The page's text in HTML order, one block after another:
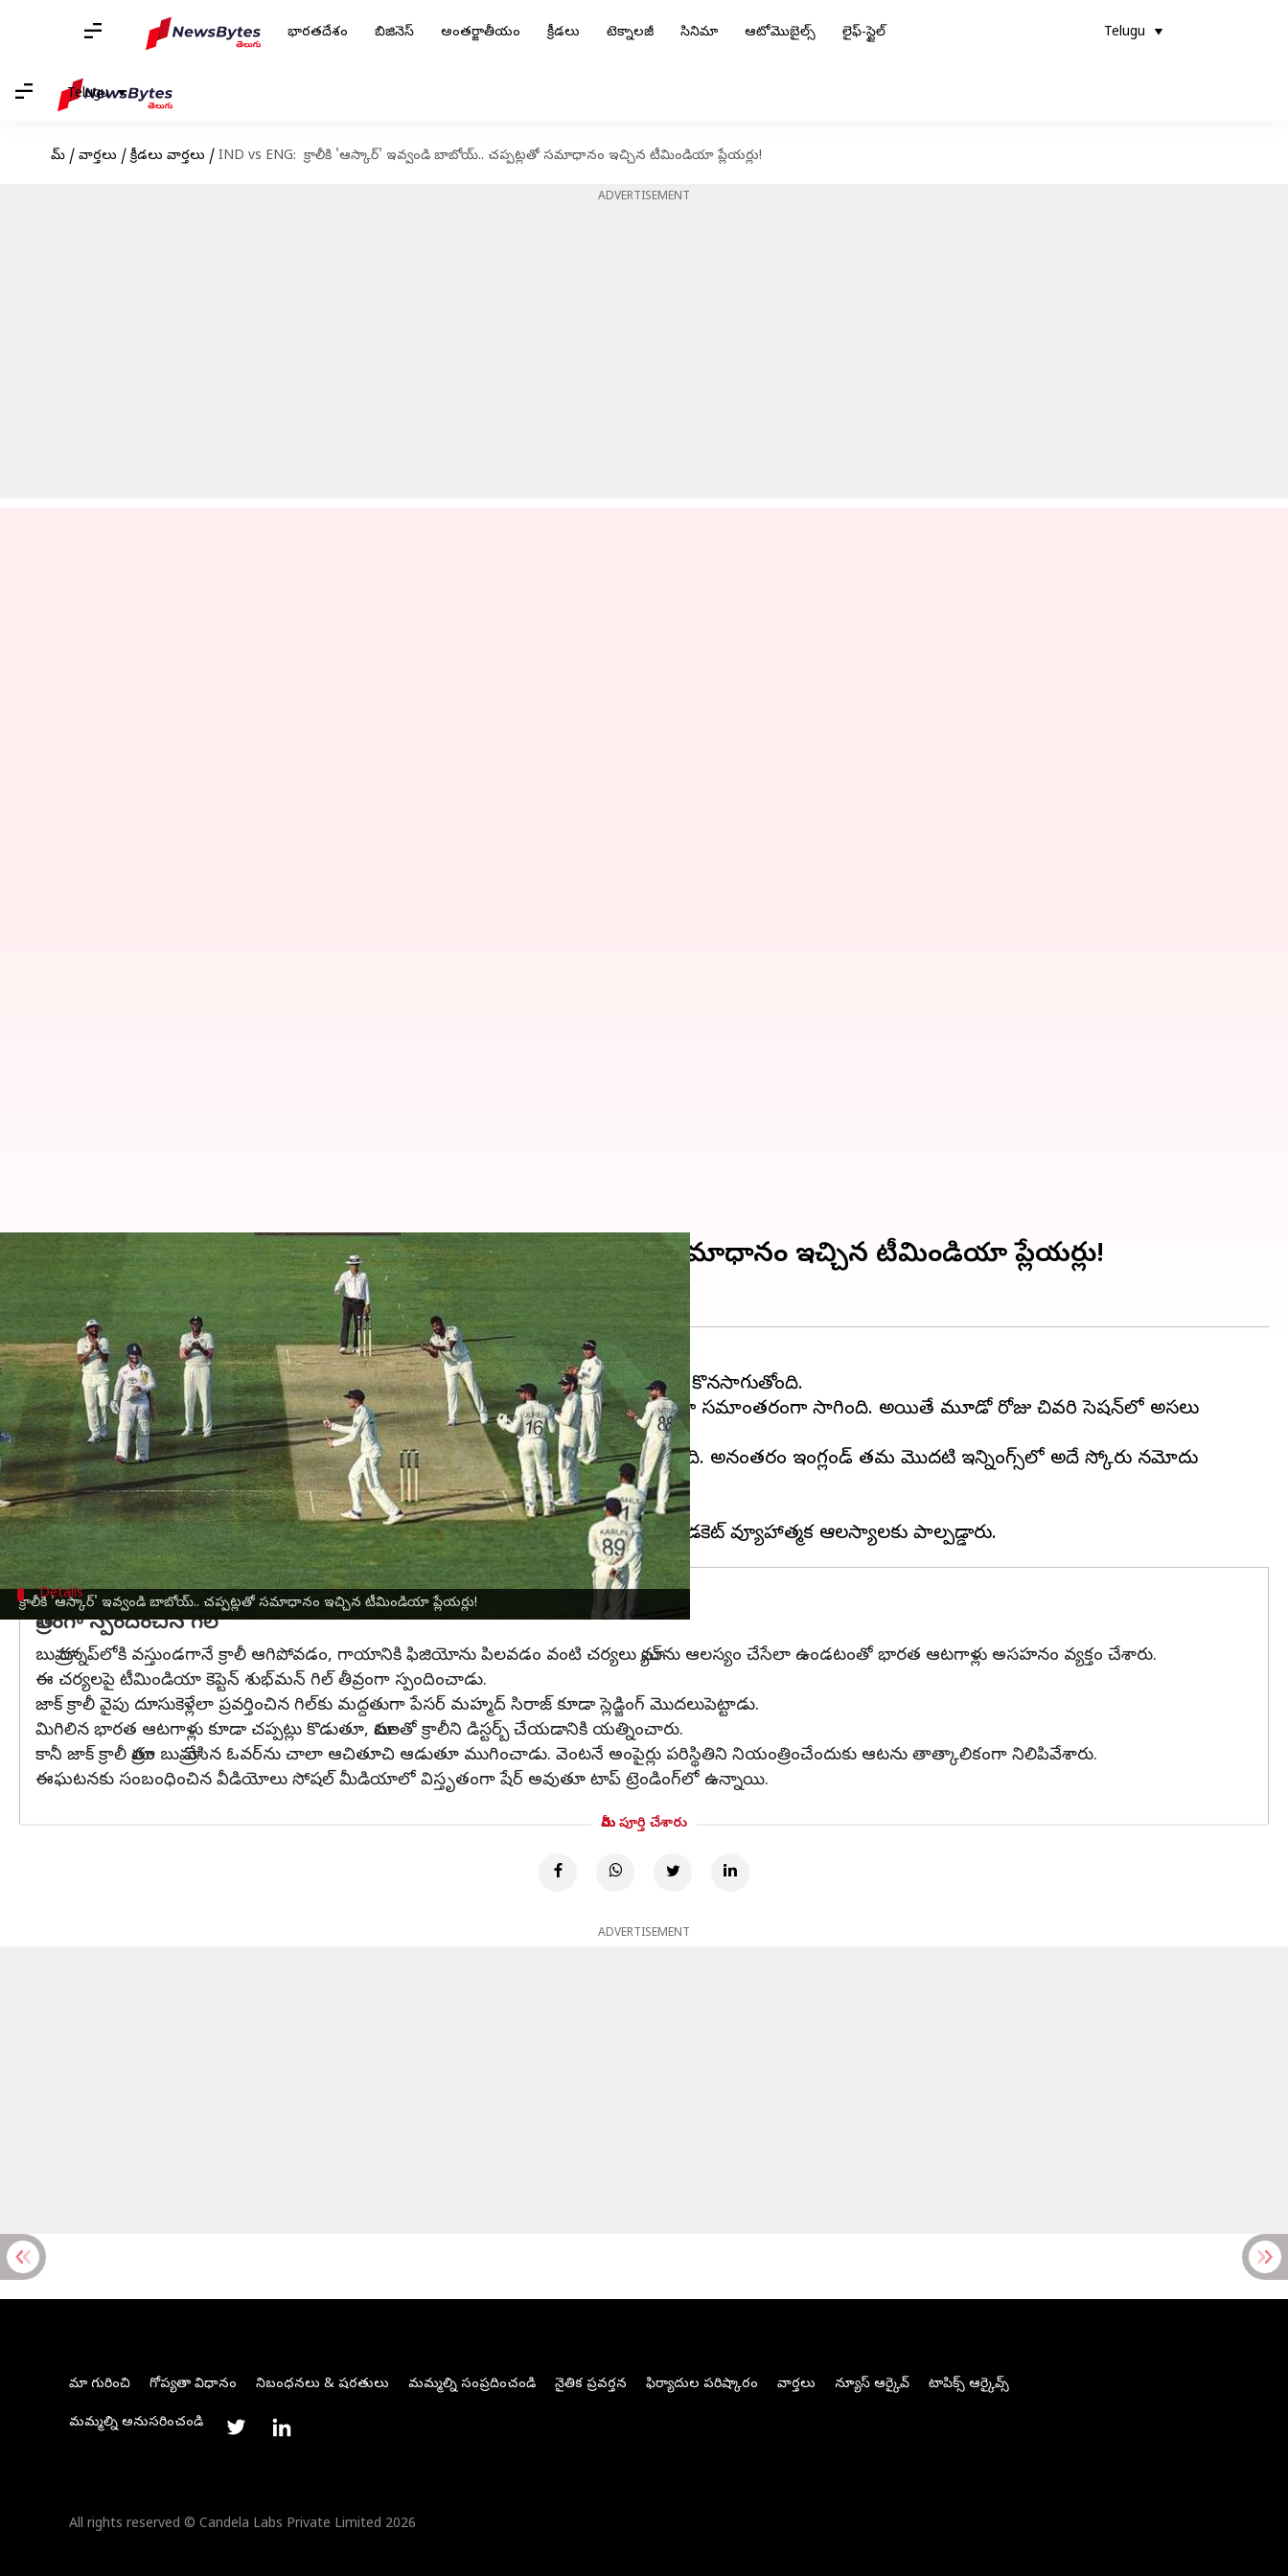
భారతదేశం బిజినెస్ అంతర్జాతీయం క్రీడలు టెక్నాలజీ సినిమా ఆటోమొబైల్స్ లైఫ్-స్టైల్ Telugu
Telugu
హోమ్ / వార్తలు / క్రీడలు వార్తలు / IND vs ENG: క్రాలీకి 'ఆస్కార్' ఇవ్వండి బాబోయ్.. చప్పట్లతో సమాధానం ఇచ్చిన టీమిండియా ప్లేయర్లు!
ADVERTISEMENT
క్రాలీకి 'ఆస్కార్' ఇవ్వండి బాబోయ్.. చప్పట్లతో సమాధానం ఇచ్చిన టీమిండియా ప్లేయర్లు!
IND vs ENG: క్రాలీకి 'ఆస్కార్' ఇవ్వండి బాబోయ్.. చప్పట్లతో సమాధానం ఇచ్చిన టీమిండియా ప్లేయర్లు!
వ్రాసిన వారు Jayachandra Akuri Jul 13, 2025 10:51 am
ఈ వార్తాకథనం ఏంటి
లీడ్స్ వేదికగా జరుగుతున్న భారత్-ఇంగ్లండ్మూడో టెస్ట్‌ ఉత్కంఠభరితంగా, ఉద్వేగాల నడుమ కొనసాగుతోంది.
తొలి ఇన్నింగ్స్‌లో ఇరు జట్లు సమానంగా 387 పరుగుల వద్ద ఆలౌట్ కావడంతో మ్యాచ్ పూర్తిగా సమాంతరంగా సాగింది. అయితే మూడో రోజు చివరి సెషన్‌లో అసలు
హంగామా మొదలైంది.
భారత జట్టు 145/3 ఓవర్‌నైట్ స్కోరుతో ఆట ప్రారంభించి చివరకు 387 పరుగులకు ఆలౌటైంది. అనంతరం ఇంగ్లండ్‌ తమ మొదటి ఇన్నింగ్స్‌లో అదే స్కోరు నమోదు
చేయడంతో ఎవరికీ లీడ్ దక్కలేదు.
దీనితో మ్యాచ్ మరింత ఉత్కంఠగా మారింది. ఇక్కడే డ్రమా ప్రారంభమైంది.
ఇంగ్లండ్ రెండో ఇన్నింగ్స్ ప్రారంభ సమయంలోజస్పిత్ బుమ్రా
Details
తీవ్రంగా స్పందించిన గిల్
బుమ్రా రన్నప్‌లోకి వస్తుండగానే క్రాలీ ఆగిపోవడం, గాయానికి ఫిజియోను పిలవడం వంటి చర్యలు మ్యాచ్‌ను ఆలస్యం చేసేలా ఉండటంతో భారత ఆటగాళ్లు అసహనం వ్యక్తం చేశారు.
ఈ చర్యలపై టీమిండియా కెప్టెన్ శుభ్‌మన్ గిల్ తీవ్రంగా స్పందించాడు.
జాక్ క్రాలీ వైపు దూసుకెళ్లేలా ప్రవర్తించిన గిల్‌కు మద్దతుగా పేసర్ మహ్మద్ సిరాజ్ కూడా స్లెడ్జింగ్ మొదలుపెట్టాడు.
మిగిలిన భారత ఆటగాళ్లు కూడా చప్పట్లు కొడుతూ, మాటలతో క్రాలీని డిస్టర్బ్ చేయడానికి యత్నించారు.
కానీ జాక్ క్రాలీ మాత్రం బుమ్రా వేసిన ఓవర్‌ను చాలా ఆచితూచి ఆడుతూ ముగించాడు. వెంటనే అంపైర్లు పరిస్థితిని నియంత్రించేందుకు ఆటను తాత్కాలికంగా నిలిపివేశారు.
ఈఘటనకు సంబంధించిన వీడియోలు సోషల్ మీడియాలో విస్తృతంగా షేర్ అవుతూ టాప్ ట్రెండింగ్‌లో ఉన్నాయి.
మీరు పూర్తి చేశారు
ADVERTISEMENT
మా గురించి గోప్యతా విధానం నిబంధనలు & షరతులు మమ్మల్ని సంప్రదించండి నైతిక ప్రవర్తన ఫిర్యాదుల పరిష్కారం వార్తలు న్యూస్ ఆర్కైవ్ టాపిక్స్ ఆర్కైవ్స్
మమ్మల్ని అనుసరించండి
All rights reserved © Candela Labs Private Limited 2026